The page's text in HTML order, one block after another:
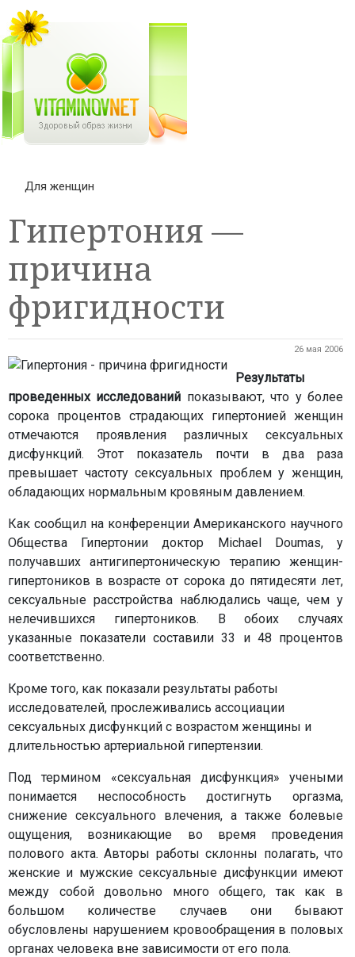
Для женщин
Гипертония —
причина
фригидности
26 мая 2006
Результаты
проведенных исследований показывают, что у более
сорока процентов страдающих гипертонией женщин
отмечаются проявления различных сексуальных
дисфункций. Этот показатель почти в два раза
превышает частоту сексуальных проблем у женщин,
обладающих нормальным кровяным давлением.
Как сообщил на конференции Американского научного
Общества Гипертонии доктор Michael Doumas, у
получавших антигипертоническую терапию женщин-
гипертоников в возрасте от сорока до пятидесяти лет,
сексуальные расстройства наблюдались чаще, чем у
нелечившихся гипертоников. В обоих случаях
указанные показатели составили 33 и 48 процентов
соответственно.
Кроме того, как показали результаты работы
исследователей, прослеживались ассоциации
сексуальных дисфункций с возрастом женщины и
длительностью артериальной гипертензии.
Под термином «сексуальная дисфункция» учеными
понимается неспособность достигнуть оргазма,
снижение сексуального влечения, а также болевые
ощущения, возникающие во время проведения
полового акта. Авторы работы склонны полагать, что
женские и мужские сексуальные дисфункции имеют
между собой довольно много общего, так как в
большом количестве случаев они бывают
обусловлены нарушением кровообращения в половых
органах человека вне зависимости от его пола.